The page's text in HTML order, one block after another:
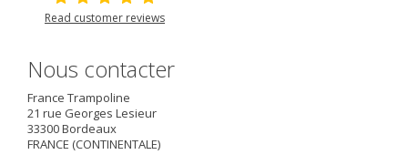
Read customer reviews
Nous contacter
France Trampoline
21 rue Georges Lesieur
33300Bordeaux
FRANCE (CONTINENTALE)